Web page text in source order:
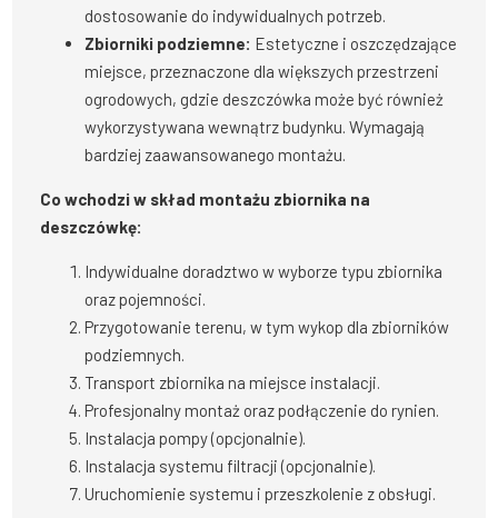
dostosowanie do indywidualnych potrzeb.
Zbiorniki podziemne: Estetyczne i oszczędzające
miejsce, przeznaczone dla większych przestrzeni
ogrodowych, gdzie deszczówka może być również
wykorzystywana wewnątrz budynku. Wymagają
bardziej zaawansowanego montażu.
Co wchodzi w skład montażu zbiornika na
deszczówkę:
Indywidualne doradztwo w wyborze typu zbiornika
oraz pojemności.
Przygotowanie terenu, w tym wykop dla zbiorników
podziemnych.
Transport zbiornika na miejsce instalacji.
Profesjonalny montaż oraz podłączenie do rynien.
Instalacja pompy (opcjonalnie).
Instalacja systemu filtracji (opcjonalnie).
Uruchomienie systemu i przeszkolenie z obsługi.